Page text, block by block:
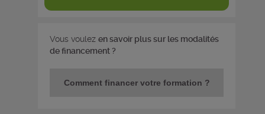
Vous voulez en savoir plus sur les modalités
de financement ?
Comment financer votre formation ?